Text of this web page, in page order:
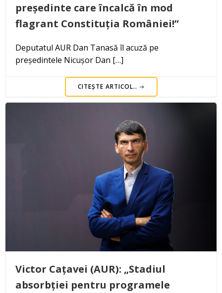
președinte care încalcă în mod
flagrant Constituția României!”
Deputatul AUR Dan Tanasă îl acuză pe
președintele Nicușor Dan […]
CITEȘTE ARTICOL..
Victor Cațavei (AUR): „Stadiul
absorbției pentru programele